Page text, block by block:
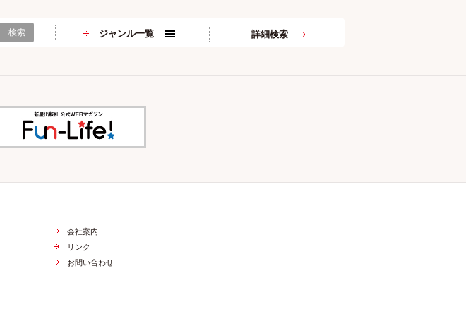
検索 ジャンル一覧 詳細検索
会社案内
リンク
お問い合わせ